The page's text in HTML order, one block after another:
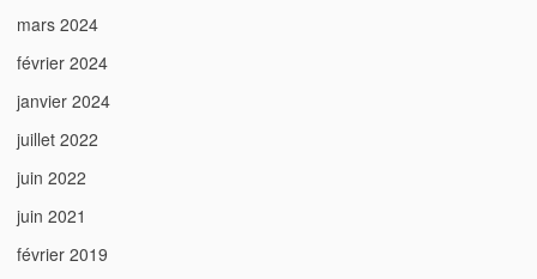
mars 2024
février 2024
janvier 2024
juillet 2022
juin 2022
juin 2021
février 2019